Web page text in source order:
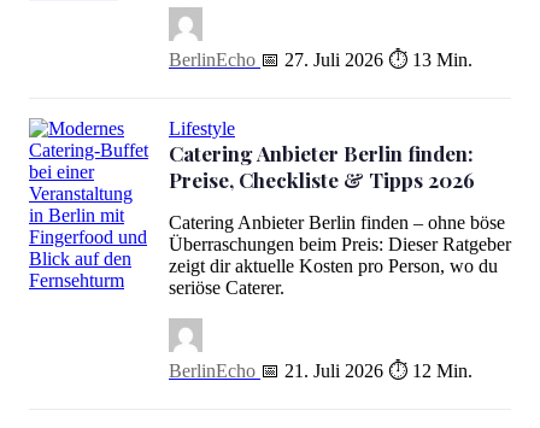
Kleingärten in Spandau – Kolonien, Pacht, Warteliste 2026
BerlinEcho 📅 27. Juli 2026 ⏱ 13 Min.
Catering Anbieter Berlin finden: Preise, Checkliste & Tipps 2026
Lifestyle
Catering Anbieter Berlin finden:
Preise, Checkliste & Tipps 2026
Catering Anbieter Berlin finden – ohne böse
Überraschungen beim Preis: Dieser Ratgeber
zeigt dir aktuelle Kosten pro Person, wo du
seriöse Caterer.
BerlinEcho 📅 21. Juli 2026 ⏱ 12 Min.